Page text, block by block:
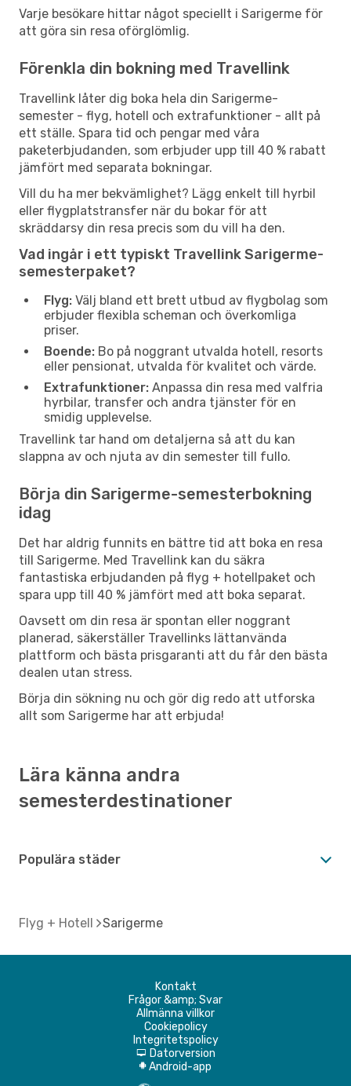
Varje besökare hittar något speciellt i Sarigerme för
att göra sin resa oförglömlig.
Förenkla din bokning med Travellink
Travellink låter dig boka hela din Sarigerme-
semester - flyg, hotell och extrafunktioner - allt på
ett ställe. Spara tid och pengar med våra
paketerbjudanden, som erbjuder upp till 40 % rabatt
jämfört med separata bokningar.
Vill du ha mer bekvämlighet? Lägg enkelt till hyrbil
eller flygplatstransfer när du bokar för att
skräddarsy din resa precis som du vill ha den.
Vad ingår i ett typiskt Travellink Sarigerme-
semesterpaket?
Flyg: Välj bland ett brett utbud av flygbolag som
erbjuder flexibla scheman och överkomliga
priser.
Boende: Bo på noggrant utvalda hotell, resorts
eller pensionat, utvalda för kvalitet och värde.
Extrafunktioner: Anpassa din resa med valfria
hyrbilar, transfer och andra tjänster för en
smidig upplevelse.
Travellink tar hand om detaljerna så att du kan
slappna av och njuta av din semester till fullo.
Börja din Sarigerme-semesterbokning
idag
Det har aldrig funnits en bättre tid att boka en resa
till Sarigerme. Med Travellink kan du säkra
fantastiska erbjudanden på flyg + hotellpaket och
spara upp till 40 % jämfört med att boka separat.
Oavsett om din resa är spontan eller noggrant
planerad, säkerställer Travellinks lättanvända
plattform och bästa prisgaranti att du får den bästa
dealen utan stress.
Börja din sökning nu och gör dig redo att utforska
allt som Sarigerme har att erbjuda!
Lära känna andra
semesterdestinationer
Populära städer
Flyg + Hotell Sarigerme
Kontakt
Frågor &amp; Svar
Allmänna villkor
Cookiepolicy
Integritetspolicy
d Datorversion
A Android-app